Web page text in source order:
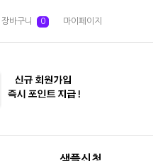
장바구니 0 마이페이지